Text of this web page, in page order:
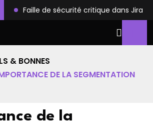
Faille de sécurité critique dans Jira
& BONNES
DE LA SEGMENTATION
de la